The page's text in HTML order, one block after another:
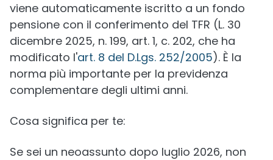
viene automaticamente iscritto a un fondo
pensione con il conferimento del TFR (L. 30
dicembre 2025, n. 199, art. 1, c. 202, che ha
modificato l'art. 8 del D.Lgs. 252/2005). È la
norma più importante per la previdenza
complementare degli ultimi anni.
Cosa significa per te:
Se sei un neoassunto dopo luglio 2026, non